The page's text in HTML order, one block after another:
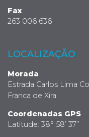
Fax
263 006 636
LOCALIZAÇÃO
Morada
Estrada Carlos Lima
Franca de Xira
Coordenadas GPS
Latitude: 38° 58’ 37’’